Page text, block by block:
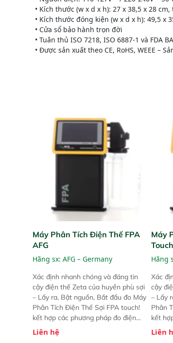
• Kích thước (w x d x h): 27 x 38,5 x 28
• Kích thước đóng kiện (w x d x h): 49,5 x
• Cửa sổ bảo hành trọn đời
• Tuân thủ ISO 7218, ISO 6887-1 và FDA
• Được sản xuất theo CE, RoHS, WEEE –
Máy Phân Tích Điện Thế FPA
AFG
Hãng sx: AFG – Germany
Xác định nhanh chóng và đáng tin
cậy điện thế Zeta của huyền phù sợi
– Lấy ra, Bật nguồn, Bắt đầu đo Máy
Phân Tích Điện Thế Sợi FPA touch!
kết hợp các phương pháp đo điện
thế Zeta đã được chứng minh với sự
đơn giản tuyệt vời trong thao tác và
Liên hệ
Máy
Touch
Hãng
Xác
cậy
– Lấy
Phân
kết
thế
đơn
Liên